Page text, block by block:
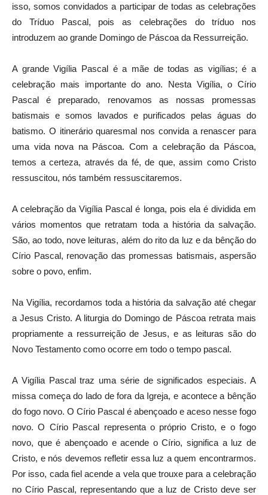
isso, somos convidados a participar de todas as celebrações
do Tríduo Pascal, pois as celebrações do tríduo nos
introduzem ao grande Domingo de Páscoa da Ressurreição.
A grande Vigília Pascal é a mãe de todas as vigílias; é a
celebração mais importante do ano. Nesta Vigília, o Círio
Pascal é preparado, renovamos as nossas promessas
batismais e somos lavados e purificados pelas águas do
batismo. O itinerário quaresmal nos convida a renascer para
uma vida nova na Páscoa. Com a celebração da Páscoa,
temos a certeza, através da fé, de que, assim como Cristo
ressuscitou, nós também ressuscitaremos.
A celebração da Vigília Pascal é longa, pois ela é dividida em
vários momentos que retratam toda a história da salvação.
São, ao todo, nove leituras, além do rito da luz e da bênção do
Círio Pascal, renovação das promessas batismais, aspersão
sobre o povo, enfim.
Na Vigília, recordamos toda a história da salvação até chegar
a Jesus Cristo. A liturgia do Domingo de Páscoa retrata mais
propriamente a ressurreição de Jesus, e as leituras são do
Novo Testamento como ocorre em todo o tempo pascal.
A Vigília Pascal traz uma série de significados especiais. A
missa começa do lado de fora da Igreja, e acontece a bênção
do fogo novo. O Círio Pascal é abençoado e aceso nesse fogo
novo. O Círio Pascal representa o próprio Cristo, e o fogo
novo, que é abençoado e acende o Círio, significa a luz de
Cristo, e nós devemos refletir essa luz a quem encontrarmos.
Por isso, cada fiel acende a vela que trouxe para a celebração
no Círio Pascal, representando que a luz de Cristo deve ser